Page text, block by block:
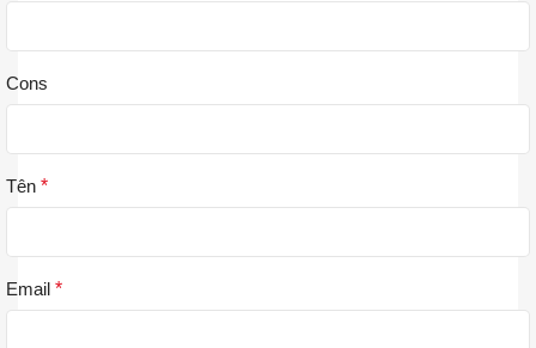
Cons
Tên *
Email *